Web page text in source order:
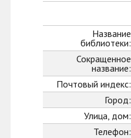
Название
библиотеки:
Сокращенное
название:
Почтовый индекс:
Город:
Улица, дом:
Телефон: